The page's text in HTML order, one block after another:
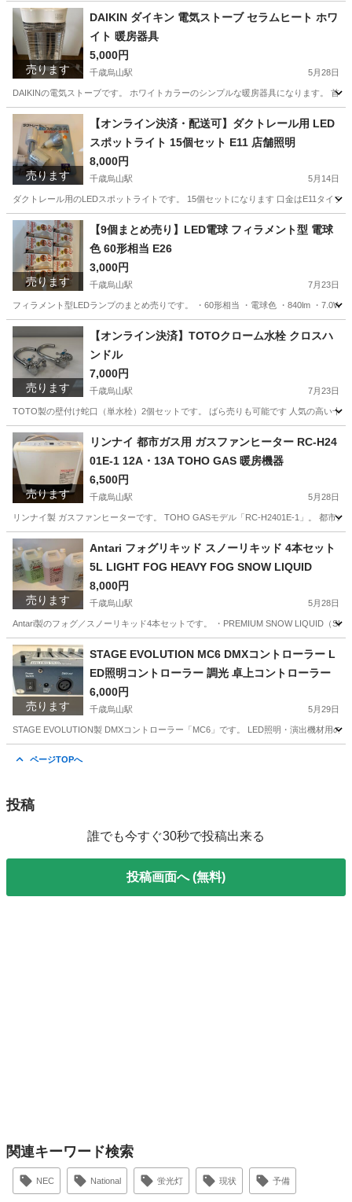
東京 世田谷区 千歳烏山駅 エフェクター、PA機器
ammoon
売ります
DAIKIN ダイキン 電気ストーブ セラムヒート ホワ
イト 暖房器具
5,000円
千歳烏山駅 5月28日
DAIKINの電気ストーブです。 ホワイトカラーのシンプルな暖房器具になります。 首
東京 世田谷区 千歳烏山駅 季節、空調家電
売ります
【オンライン決済・配送可】ダクトレール用 LED
スポットライト 15個セット E11 店舗照明
8,000円
千歳烏山駅 5月14日
ダクトレール用のLEDスポットライトです。 15個セットになります 口金はE11タイ
東京 世田谷区 千歳烏山駅 照明器具 スポットライト
売ります
【9個まとめ売り】LED電球 フィラメント型 電球
色 60形相当 E26
3,000円
千歳烏山駅 7月23日
フィラメント型LEDランプのまとめ売りです。 ・60形相当 ・電球色 ・840lm ・7.0W
東京 世田谷区 千歳烏山駅 その他 フィラメント
売ります
【オンライン決済】TOTOクローム水栓 クロスハ
ンドル
7,000円
千歳烏山駅 7月23日
TOTO製の壁付け蛇口（単水栓）2個セットです。 ばら売りも可能です 人気の高い十
東京 世田谷区 千歳烏山駅 家庭用品
売ります
リンナイ 都市ガス用 ガスファンヒーター RC-H24
01E-1 12A・13A TOHO GAS 暖房機器
6,500円
千歳烏山駅 5月28日
リンナイ製 ガスファンヒーターです。 TOHO GASモデル「RC-H2401E-1」。 都市
東京 世田谷区 季節、空調家電 TOHO GAS
売ります
Antari フォグリキッド スノーリキッド 4本セット
5L LIGHT FOG HEAVY FOG SNOW LIQUID
8,000円
千歳烏山駅 5月28日
Antari製のフォグ／スノーリキッド4本セットです。 ・PREMIUM SNOW LIQUID（
東京 世田谷区
売ります
STAGE EVOLUTION MC6 DMXコントローラー L
ED照明コントローラー 調光 卓上コントローラー
6,000円
千歳烏山駅 5月29日
STAGE EVOLUTION製 DMXコントローラー「MC6」です。 LED照明・演出機材用の
ページTOPへ
投稿
誰でも今すぐ30秒で投稿出来る
投稿画面へ (無料)
関連キーワード検索
NEC National 蛍光灯 現状 予備